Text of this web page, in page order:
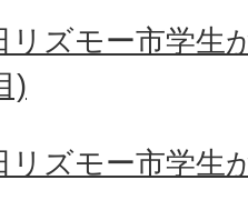
リズモー市学生
)
リズモー市学生